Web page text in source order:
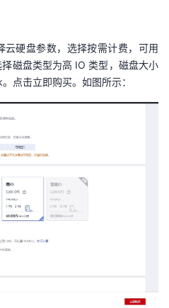
硬盘参数，选择按需计费，可用
磁盘类型为高 IO 类型，磁盘大小
点击立即购买。如图所示：